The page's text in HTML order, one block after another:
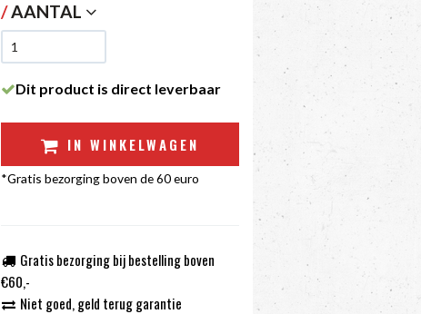
/AANTAL
Dit product is direct leverbaar
IN WINKELWAGEN
*Gratis bezorging boven de 60 euro
Gratis bezorging bij bestelling boven
€60,-
Niet goed, geld terug garantie